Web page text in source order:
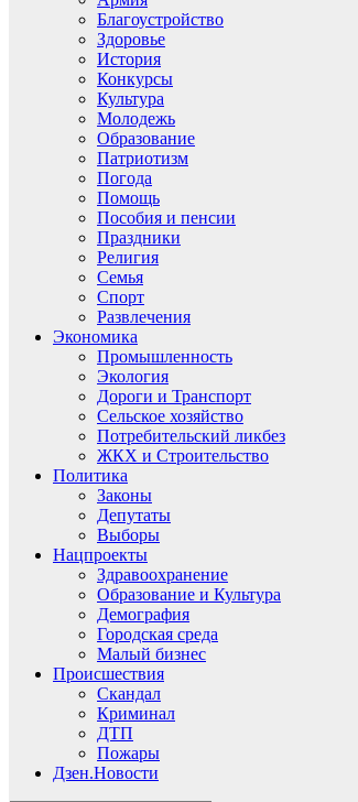
Благоустройство
Здоровье
История
Конкурсы
Культура
Молодежь
Образование
Патриотизм
Погода
Помощь
Пособия и пенсии
Праздники
Религия
Семья
Спорт
Развлечения
Экономика
Промышленность
Экология
Дороги и Транспорт
Сельское хозяйство
Потребительский ликбез
ЖКХ и Строительство
Политика
Законы
Депутаты
Выборы
Нацпроекты
Здравоохранение
Образование и Культура
Демография
Городская среда
Малый бизнес
Происшествия
Скандал
Криминал
ДТП
Пожары
Дзен.Новости